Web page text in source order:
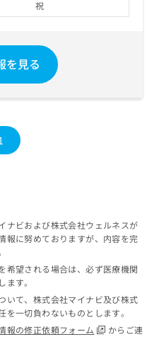
祝
を見る
ナビおよび株式会社ウェルネスが
報に努めておりますが、内容を完
希望される場合は、必ず医療機関
す。
いて、株式会社マイナビ及び株式
一切負わないものとします。
報の修正依頼フォーム
からご連